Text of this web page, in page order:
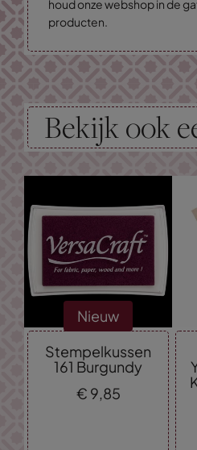
houd onze webshop in de
producten.
Bekijk ook
Nieuw
Stempelkussen
161 Burgundy
€ 9,85